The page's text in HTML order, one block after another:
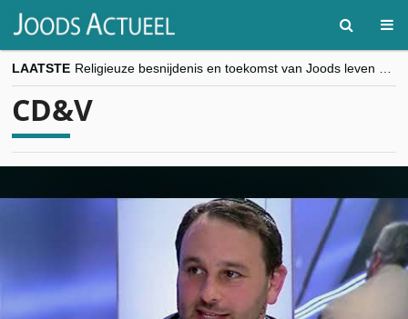
LAATSTE
“Besnijdenisdebat toont hoe moeilijk seculiere Westen minderheden begrijpt”, Jinnih Beels (Vooruit)
CD&V